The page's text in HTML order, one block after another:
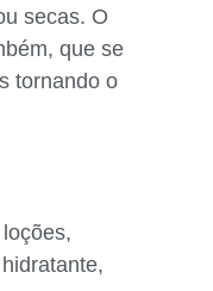
secas. O
que se
tornando o